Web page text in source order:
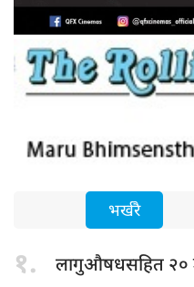
भर्खरै
१. लागुऔषधसहित २०